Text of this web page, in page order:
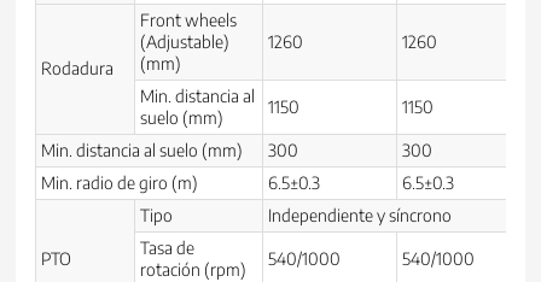
Rodadura
Front wheels
(Adjustable)
(mm)
1260 1260
Min. distancia al
suelo (mm)
1150 1150
Min. distancia al suelo (mm) 300
300
Min. radio de giro (m)
6.5±0.3 6.5±0.3
PTO
Tipo
Independiente y síncrono
Tasa de
rotación (rpm)
540/1000 540/1000